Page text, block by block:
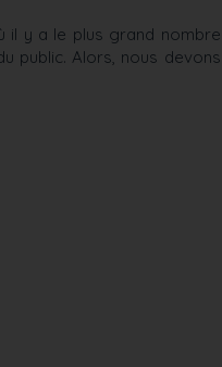
il y a le plus grand nombre
public. Alors, nous devons